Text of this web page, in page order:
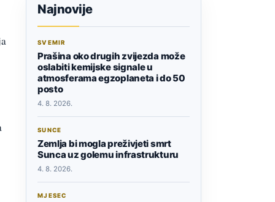
Najnovije
SVEMIR
Prašina oko drugih zvijezda može
oslabiti kemijske signale u
atmosferama egzoplaneta i do 50
posto
4. 8. 2026.
SUNCE
Zemlja bi mogla preživjeti smrt
Sunca uz golemu infrastrukturu
4. 8. 2026.
MJESEC